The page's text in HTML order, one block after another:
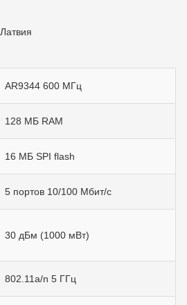
Латвия
AR9344 600 МГц
128 МБ RAM
16 МБ SPI flash
5 портов 10/100 Мбит/с
30 дБм (1000 мВт)
802.11a/n 5 ГГц